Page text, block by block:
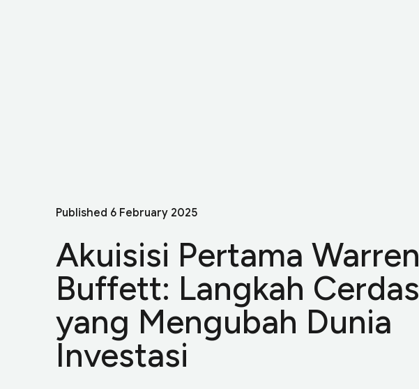
Published 6 February 2025
Akuisisi Pertama Warren
Buffett: Langkah Cerdas
yang Mengubah Dunia
Investasi